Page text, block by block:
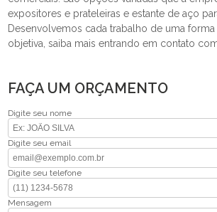
expositores e prateleiras e estante de aço
Desenvolvemos cada trabalho de uma
objetiva, saiba mais entrando em contato
FAÇA UM ORÇAMENTO
Digite seu nome
Digite seu email
Digite seu telefone
Mensagem